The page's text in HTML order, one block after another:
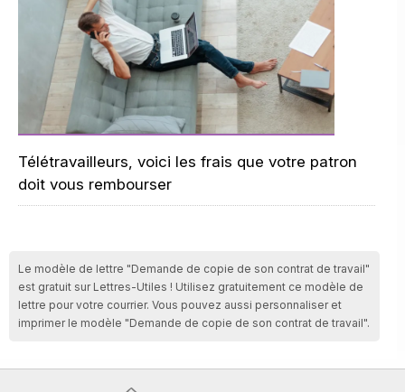
Télétravailleurs, voici les frais que votre patron
doit vous rembourser
Le modèle de lettre "Demande de copie de son contrat de travail"
est gratuit sur Lettres-Utiles ! Utilisez gratuitement ce modèle de
lettre pour votre courrier. Vous pouvez aussi personnaliser et
imprimer le modèle "Demande de copie de son contrat de travail".